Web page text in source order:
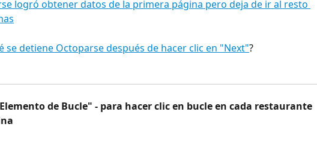
logró obtener datos de la primera página pero deja de ir al resto
se detiene Octoparse después de hacer clic en "Next"?
de Bucle" - para hacer clic en bucle en cada restaurante